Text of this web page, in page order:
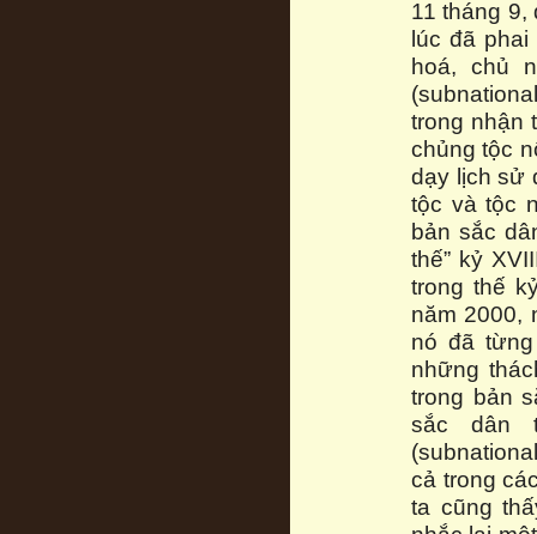
11 tháng
lúc đã
hoá, chủ
trong nhận
chủng tộc
dạy lịch sử
tộc và tộc
bản sắc
thế” kỷ
trong thế
năm 2000,
nó đã
những
trong bản
sắc dân
cả trong
ta cũng